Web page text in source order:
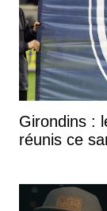
Girondins :
réunis ce